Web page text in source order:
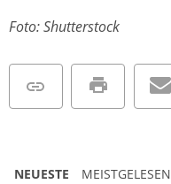
Foto: Shutterstock
NEUESTE MEISTGELESEN